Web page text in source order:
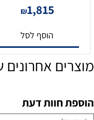
₪1,815
הוסף לסל
מוצרים אחרונים
הוספת חוות דעת